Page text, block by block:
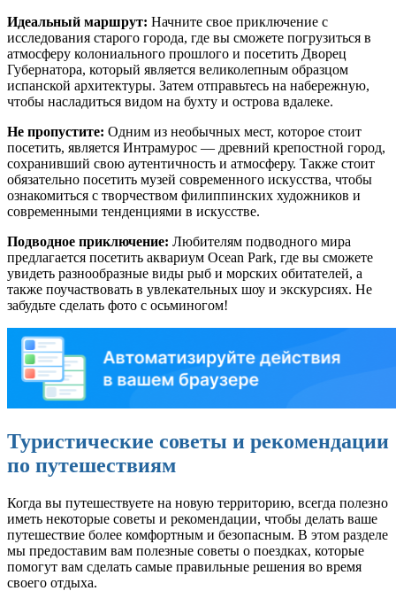
Идеальный маршрут: Начните свое приключение с
исследования старого города, где вы сможете погрузиться в
атмосферу колониального прошлого и посетить Дворец
Губернатора, который является великолепным образцом
испанской архитектуры. Затем отправьтесь на набережную,
чтобы насладиться видом на бухту и острова вдалеке.
Не пропустите: Одним из необычных мест, которое стоит
посетить, является Интрамурос — древний крепостной город,
сохранивший свою аутентичность и атмосферу. Также стоит
обязательно посетить музей современного искусства, чтобы
ознакомиться с творчеством филиппинских художников и
современными тенденциями в искусстве.
Подводное приключение: Любителям подводного мира
предлагается посетить аквариум Ocean Park, где вы сможете
увидеть разнообразные виды рыб и морских обитателей, а
также поучаствовать в увлекательных шоу и экскурсиях. Не
забудьте сделать фото с осьминогом!
Туристические советы и рекомендации
по путешествиям
Когда вы путешествуете на новую территорию, всегда полезно
иметь некоторые советы и рекомендации, чтобы делать ваше
путешествие более комфортным и безопасным. В этом разделе
мы предоставим вам полезные советы о поездках, которые
помогут вам сделать самые правильные решения во время
своего отдыха.